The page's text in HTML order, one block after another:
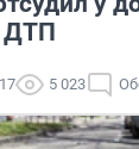
ДТП
5 023